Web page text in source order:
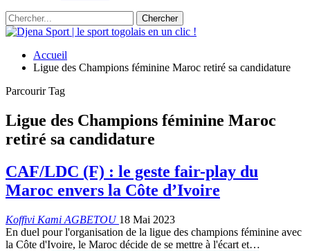
Accueil
Ligue des Champions féminine Maroc retiré sa candidature
Parcourir Tag
Ligue des Champions féminine Maroc
retiré sa candidature
CAF/LDC (F) : le geste fair-play du
Maroc envers la Côte d’Ivoire
Koffivi Kami AGBETOU 18 Mai 2023
En duel pour l'organisation de la ligue des champions féminine avec
la Côte d'Ivoire, le Maroc décide de se mettre à l'écart et…